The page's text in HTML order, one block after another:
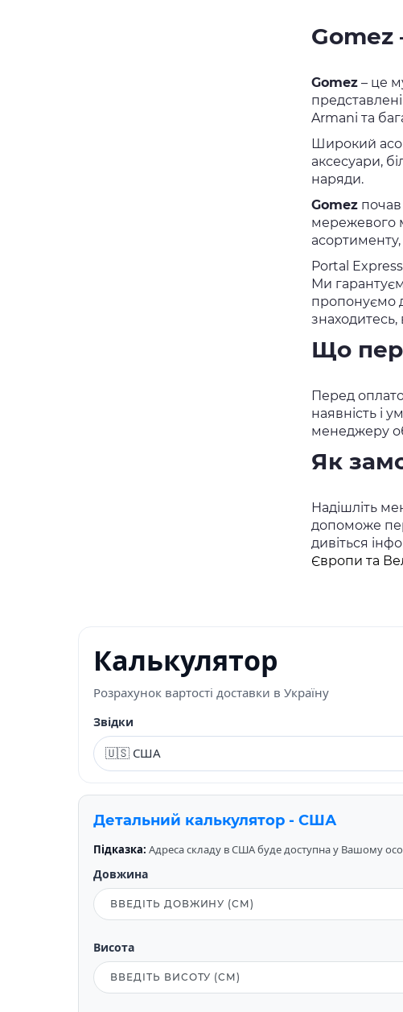
Gomez
Gomez – це
Armani та
Широкий
аксесуари,
наряди.
Gomez почав
мережевого
Portal
Ми
пропонуємо
знаходитесь,
Що
Перед
наявність і
менеджеру
Як
Надішліть
допоможе
дивіться
Європи та
Калькулятор
Розрахунок вартості доставки в Україну
Звідки
Детальний калькулятор - США
Підказка: Адреса складу в США буде доступна у Вашому
Довжина
Висота